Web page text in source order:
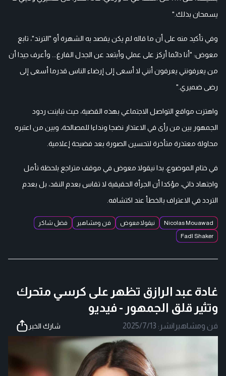
يسمحان بذلك."
وفي تأكيد منه على أن ما قاله لم يكن يقصد به الشهرة أو "الترند"، تابع
معوض: "أنا دائما أركز على عملي وأبتعد عن الجدل الفارغ... وأعرف جيدا أن
من يعرفونني يعرفون أنني لا أسعى إلى إرضاء الناس قدرما أسعى إلى
رضى ضميري."
واهتزت مواقع التواصل الاجتماعي بهذه القضية، حيث تباينت ردود
الجمهور بين من رأى في الاعتذار نضجا ونداءا للمصالحة، وبين من اعتبره
محاولة معتذرة متأخرة لتحسين الصورة بعد فضيحة إعلامية.
في ختام الموضوع، بدا نيقولا معوض في موقف متراجع بلحظة تأمل
واجتهاد ذاتي، مؤكدا أن الجرأة الحقيقية لا تقاس بعدم النقد، بل بعدم
التردد في الاعتراف بالخطأ عند اكتشافه.
Nicolas Mouawad نيقولا معوض فن ومشاهير
فضل شاكر
Fadl Shaker
غادة عبد الرازق تظهر على كرسي متحرك
وتثير قلق الجمهور - فيديو
فن ومشاهير |نشر: 2025/7/13 شارك الخبر